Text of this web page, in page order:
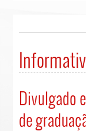
Divulgado
de